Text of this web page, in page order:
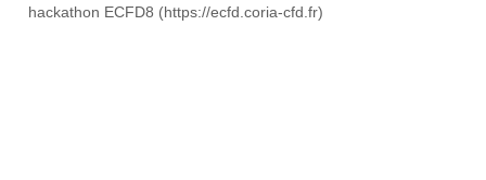
hackathon ECFD8 (https://ecfd.coria-cfd.fr)